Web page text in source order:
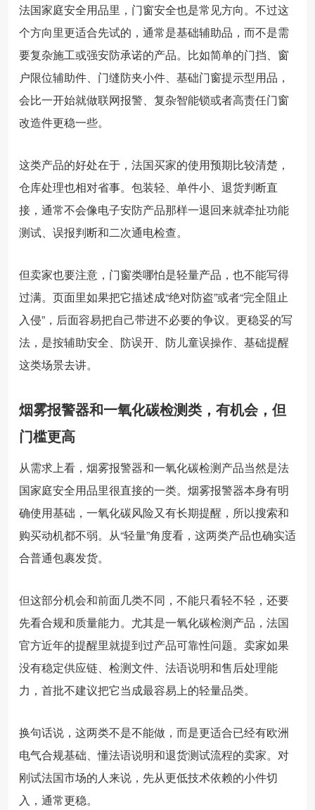
法国家庭安全用品里，门窗安全也是常见方向。不过这
个方向里更适合先试的，通常是基础辅助品，而不是需
要复杂施工或强安防承诺的产品。比如简单的门挡、窗
户限位辅助件、门缝防夹小件、基础门窗提示型用品，
会比一开始就做联网报警、复杂智能锁或者高责任门窗
改造件更稳一些。
这类产品的好处在于，法国买家的使用预期比较清楚，
仓库处理也相对省事。包装轻、单件小、退货判断直
接，通常不会像电子安防产品那样一退回来就牵扯功能
测试、误报判断和二次通电检查。
但卖家也要注意，门窗类哪怕是轻量产品，也不能写得
过满。页面里如果把它描述成“绝对防盗”或者“完全阻止
入侵”，后面容易把自己带进不必要的争议。更稳妥的写
法，是按辅助安全、防误开、防儿童误操作、基础提醒
这类场景去讲。
烟雾报警器和一氧化碳检测类，有机会，但
门槛更高
从需求上看，烟雾报警器和一氧化碳检测产品当然是法
国家庭安全用品里很直接的一类。烟雾报警器本身有明
确使用基础，一氧化碳风险又有长期提醒，所以搜索和
购买动机都不弱。从“轻量”角度看，这两类产品也确实适
合普通包裹发货。
但这部分机会和前面几类不同，不能只看轻不轻，还要
先看合规和质量能力。尤其是一氧化碳检测产品，法国
官方近年的提醒里就提到过产品可靠性问题。卖家如果
没有稳定供应链、检测文件、法语说明和售后处理能
力，首批不建议把它当成最容易上的轻量品类。
换句话说，这两类不是不能做，而是更适合已经有欧洲
电气合规基础、懂法语说明和退货测试流程的卖家。对
刚试法国市场的人来说，先从更低技术依赖的小件切
入，通常更稳。